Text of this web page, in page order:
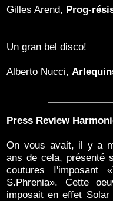
Gilles Arend, Prog-
Un gran bel disco!
Alberto Nucci,
Press Review
On vous avait, il y a
ans de cela, présenté
coutures I'imposant
S.Phrenia». Cette
imposait en effet